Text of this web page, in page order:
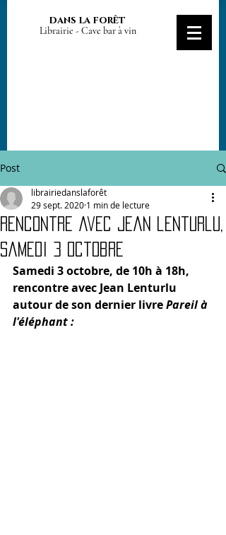
dans la forêt
Librairie - Cave bar à vin
Post
Rencontre avec Jean lenturlu,
samedi 3 octobre
librairiedanslaforêt
29 sept. 2020 1 min de lecture
Samedi 3 octobre, de 10h à 18h,
rencontre avec Jean Lenturlu
autour de son dernier livre Pareil à
l'éléphant :